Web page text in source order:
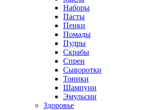
Наборы
Пасты
Пенки
Помады
Пудры
Скрабы
Спреи
Сыворотки
Тоники
Шампуни
Эмульсии
Здоровье